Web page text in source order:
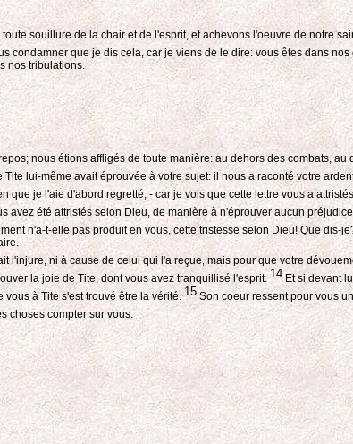
souillure de la chair et de l'esprit, et achevons l'oeuvre de notre
condamner que je dis cela, car je viens de le dire: vous êtes dans
nos tribulations.
nous étions affligés de toute manière: au dehors des combats, au
lui-même avait éprouvée à votre sujet: il nous a raconté votre
que je l'aie d'abord regretté, - car je vois que cette lettre vous a
avez été attristés selon Dieu, de manière à n'éprouver aucun
n'a-t-elle pas produit en vous, cette tristesse selon Dieu! Que
l'injure, ni à cause de celui qui l'a reçue, mais pour que votre
la joie de Tite, dont vous avez tranquillisé l'esprit. 14Et si devant
à Tite s'est trouvé être la vérité.15 Son coeur ressent pour vous
choses compter sur vous.